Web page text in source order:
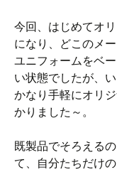
今回、はじめてオ
になり、どこのメ
ユニフォームをベ
い状態でしたが、
かなり手軽にオリ
かりました～。
既製品でそろえる
て、自分たちだけ